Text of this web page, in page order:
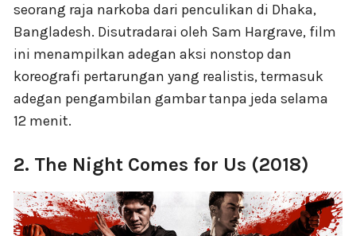
seorang raja narkoba dari penculikan di Dhaka,
Bangladesh. Disutradarai oleh Sam Hargrave, film
ini menampilkan adegan aksi nonstop dan
koreografi pertarungan yang realistis, termasuk
adegan pengambilan gambar tanpa jeda selama
12 menit.
2. The Night Comes for Us (2018)